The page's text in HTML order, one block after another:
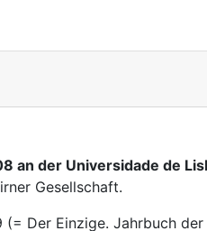
der Universidade de
Gesellschaft.
Der Einzige. Jahrbuch